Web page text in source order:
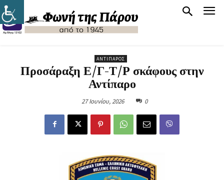
ΑΝΤΊΠΑΡΟΣ
Προσάραξη Ε/Γ-Τ/Ρ σκάφους στην
Αντίπαρο
27 Ιουνίου, 2026 0